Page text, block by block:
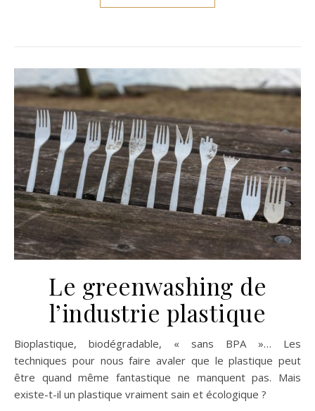
Le greenwashing de
l’industrie plastique
Bioplastique, biodégradable, « sans BPA »… Les
techniques pour nous faire avaler que le plastique peut
être quand même fantastique ne manquent pas. Mais
existe-t-il un plastique vraiment sain et écologique ?